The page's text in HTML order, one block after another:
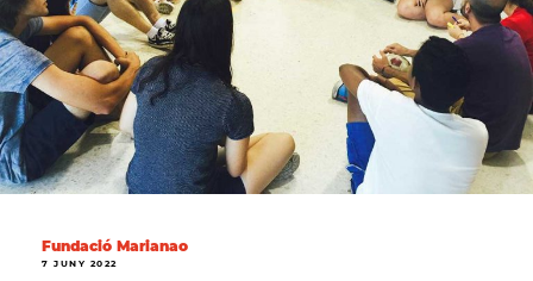
Fundació Marianao
7 JUNY 2022